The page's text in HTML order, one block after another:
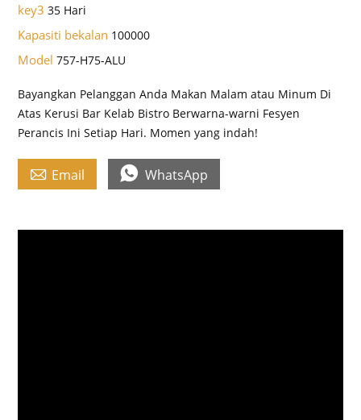
key335 Hari
Kapasiti bekalan 100000
Model757-H75-ALU
Bayangkan Pelanggan Anda Makan Malam atau Minum Di
Atas Kerusi Bar Kelab Bistro Berwarna-warni Fesyen
Perancis Ini Setiap Hari. Momen yang indah!
 Email  WhatsApp